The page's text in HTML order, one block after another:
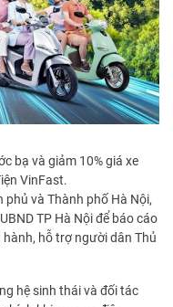
bạ và giảm 10% giá xe
VinFast.
và Thành phố Hà Nội,
TP Hà Nội để báo cáo
hỗ trợ người dân Thủ
hệ sinh thái và đối tác